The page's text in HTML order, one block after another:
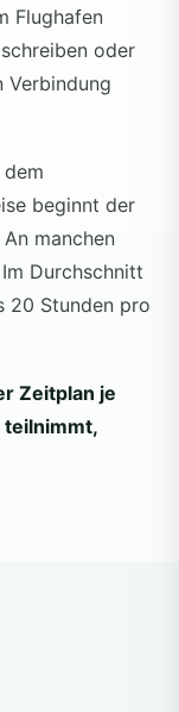
Flughafen
oder
beginnt der
manchen
Durchschnitt
20 Stunden pro
Zeitplan je
teilnimmt,